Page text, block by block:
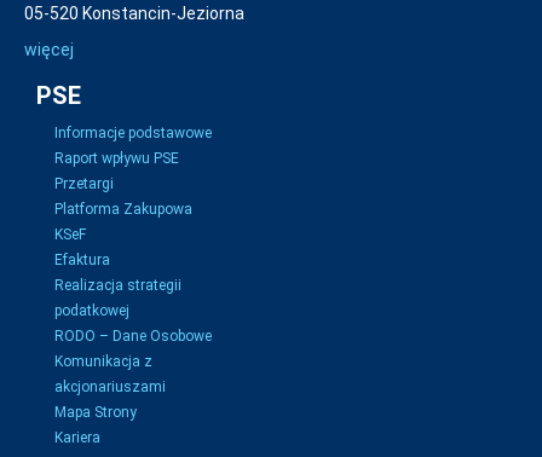
05-520 Konstancin-Jeziorna
więcej
PSE
Informacje podstawowe
Raport wpływu PSE
Przetargi
Platforma Zakupowa
KSeF
Efaktura
Realizacja strategii
podatkowej
RODO – Dane Osobowe
Komunikacja z
akcjonariuszami
Mapa Strony
Kariera